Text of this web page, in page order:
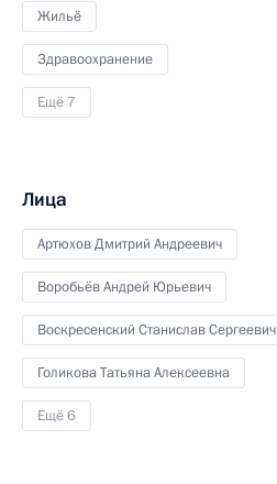
Жильё
Здравоохранение
Ещё 7
Лица
Артюхов Дмитрий Андреевич
Воробьёв Андрей Юрьевич
Воскресенский Станислав Сергеевич
Голикова Татьяна Алексеевна
Ещё 6